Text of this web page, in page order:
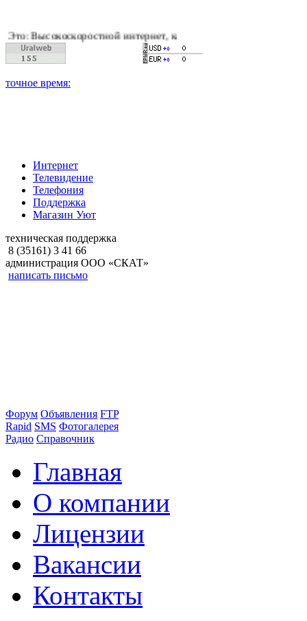
интернет, качественное цифровое и кабельное
Интернет
Телевидение
Телефония
Поддержка
Магазин Уют
техническая поддержка
8 (35161) 3 41 66
администрация ООО «СКАТ»
написать письмо
Форум Объявления FTP
Rapid SMS Фотогалерея
Радио Справочник
Главная
О компании
Лицензии
Вакансии
Контакты